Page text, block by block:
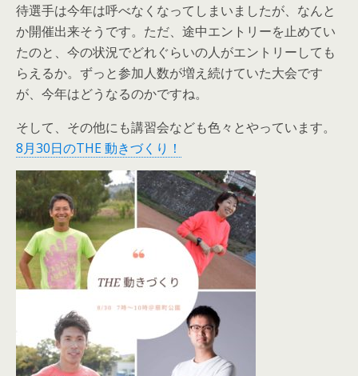
待選手は今年は呼べなくなってしまいましたが、なんと
か開催出来そうです。ただ、途中エントリーを止めてい
たのと、今の状況でどれぐらいの人がエントリーしても
らえるか。ずっと参加人数が増え続けていた大会です
が、今年はどうなるのかですね。
そして、その他にも講習会なども色々とやっています。
8月30日のTHE 動きづくり！